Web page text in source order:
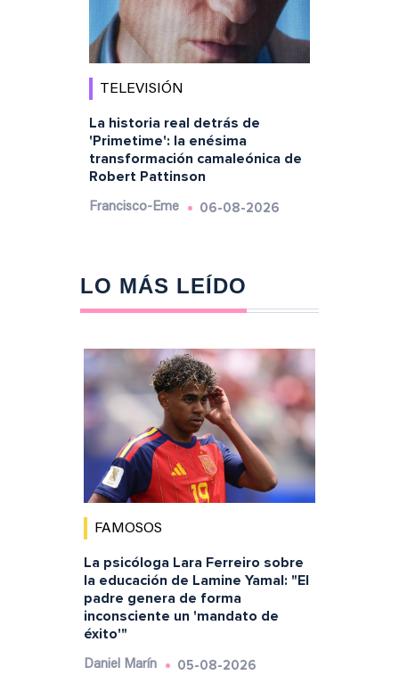
TELEVISIÓN
La historia real detrás de
'Primetime': la enésima
transformación camaleónica de
Robert Pattinson
Francisco-Eme 06-08-2026
LO MÁS LEÍDO
FAMOSOS
La psicóloga Lara Ferreiro sobre
la educación de Lamine Yamal: "El
padre genera de forma
inconsciente un 'mandato de
éxito'"
Daniel Marín 05-08-2026